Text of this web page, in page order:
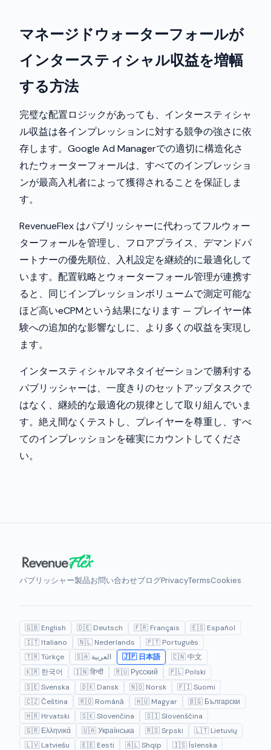
マネージドウォーターフォールが
インタースティシャル収益を増幅
する方法
完璧な配置ロジックがあっても、インタースティシャ
ル収益は各インプレッションに対する競争の強さに依
存します。Google Ad Managerでの適切に構造化さ
れたウォーターフォールは、すべてのインプレッショ
ンが最高入札者によって獲得されることを保証しま
す。
RevenueFlex はパブリッシャーに代わってフルウォー
ターフォールを管理し、フロアプライス、デマンドパ
ートナーの優先順位、入札設定を継続的に最適化して
います。配置戦略とウォーターフォール管理が連携す
ると、同じインプレッションボリュームで測定可能な
ほど高いeCPMという結果になります — プレイヤー体
験への追加的な影響なしに、より多くの収益を実現し
ます。
インタースティシャルマネタイゼーションで勝利する
パブリッシャーは、一度きりのセットアップタスクで
はなく、継続的な最適化の規律として取り組んでいま
す。絶え間なくテストし、プレイヤーを尊重し、すべ
てのインプレッションを確実にカウントしてくださ
い。
パブリッシャー製品お問い合わせブログPrivacyTermsCookies
🇬🇧 English 🇩🇪 Deutsch 🇫🇷 Français
🇪🇸 Español
🇮🇹 Italiano
🇳🇱 Nederlands
🇵🇹 Português
🇹🇷 Türkçe
🇸🇦 العربية 🇯🇵 日本語
🇨🇳 中文
🇰🇷 한국어
🇮🇳 हिन्दी 🇷🇺 Русский
🇵🇱 Polski
🇸🇪 Svenska
🇩🇰 Dansk 🇳🇴 Norsk
🇫🇮 Suomi
🇨🇿 Čeština
🇷🇴 Română 🇭🇺 Magyar
🇧🇬 Български
🇭🇷 Hrvatski
🇸🇰 Slovenčina
🇸🇮 Slovenščina
🇬🇷 Ελληνικά
🇺🇦 Українська 🇷🇸 Srpski
🇱🇹 Lietuvių
🇱🇻 Latviešu
🇪🇪 Eesti 🇦🇱 Shqip 🇮🇸 Íslenska